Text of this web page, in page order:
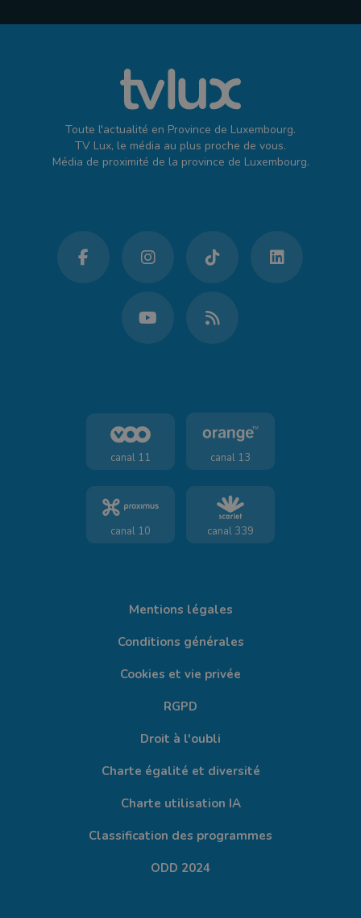
Toute l'actualité en Province de Luxembourg.
TV Lux, le média au plus proche de vous.
Média de proximité de la province de Luxembourg.
canal 11 canal 13
canal 10 canal 339
Mentions légales
Conditions générales
Cookies et vie privée
RGPD
Droit à l'oubli
Charte égalité et diversité
Charte utilisation IA
Classification des programmes
ODD 2024